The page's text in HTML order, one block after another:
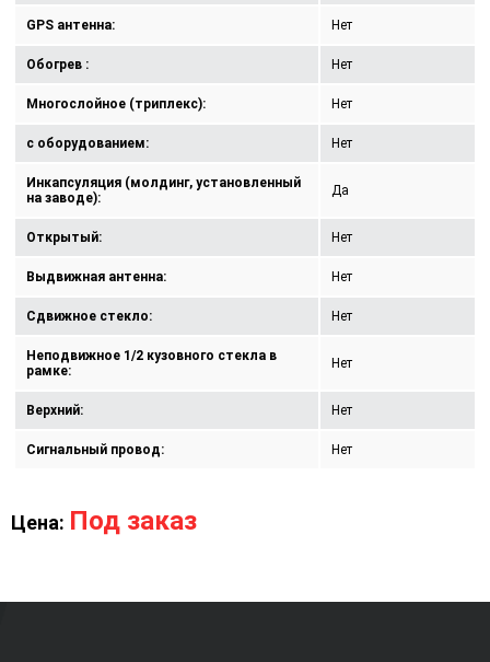
GPS антенна: Нет
Обогрев : Нет
Многослойное (триплекс): Нет
с оборудованием: Нет
Инкапсуляция (молдинг, установленный
на заводе):
Да
Открытый: Нет
Выдвижная антенна: Нет
Сдвижное стекло: Нет
Неподвижное 1/2 кузовного стекла в
рамке:
Нет
Верхний: Нет
Сигнальный провод: Нет
Цена: Под заказ